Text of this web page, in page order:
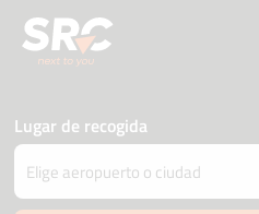
Lugar de recogida